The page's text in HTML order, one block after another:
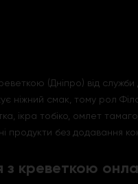
(Дніпро) від
ніжний смак, тому рол
ікра тобіко, омлет
продукти без додавання
з креветкою